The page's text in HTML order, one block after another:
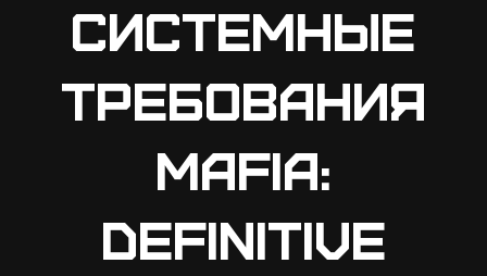
Системные
требования
Mafia:
Definitive